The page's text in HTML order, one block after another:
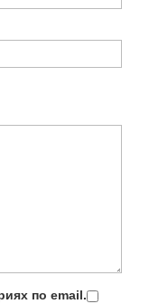
по email.